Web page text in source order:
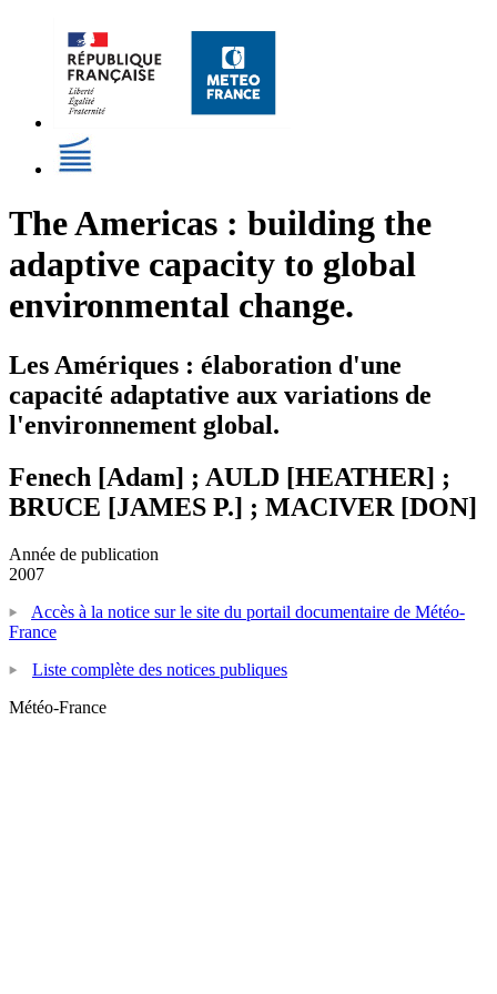
The Americas : building the
adaptive capacity to global
environmental change.
Les Amériques : élaboration d'une
capacité adaptative aux variations de
l'environnement global.
Fenech [Adam] ; AULD [HEATHER] ;
BRUCE [JAMES P.] ; MACIVER [DON]
Année de publication
2007
Accès à la notice sur le site du portail documentaire de Météo-
France
Liste complète des notices publiques
Météo-France